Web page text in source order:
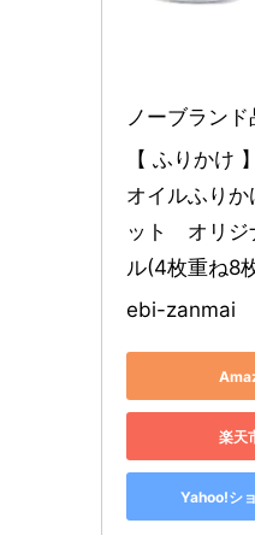
ノーブランド
【 ふりかけ
オイルふり
ット　オリ
ル(4枚重ね8
ebi-zanmai
楽天
Yahoo!シ